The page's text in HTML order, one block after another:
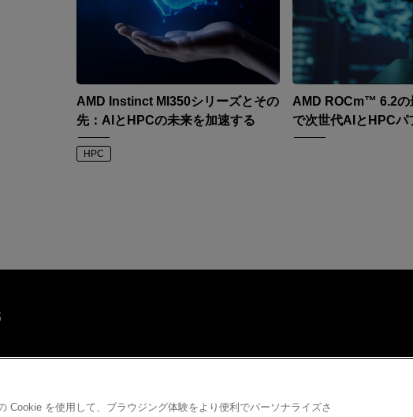
AMD Instinct MI350シリーズとその
先：AIとHPCの未来を加速する
HPC
AMD ROCm™ 6.2の
で次世代AIとHPCパ
を解き放つ
Cookie を使用して、ブラウジング体験をより便利でパーソナライズさ